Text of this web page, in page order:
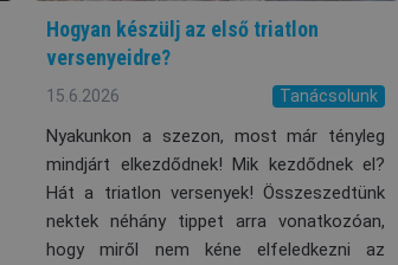
Hogyan készülj az első triatlon
versenyeidre?
15.6.2026 Tanácsolunk
Nyakunkon a szezon, most már tényleg
mindjárt elkezdődnek! Mik kezdődnek el?
Hát a triatlon versenyek! Összeszedtünk
nektek néhány tippet arra vonatkozóan,
hogy miről nem kéne elfeledkezni az